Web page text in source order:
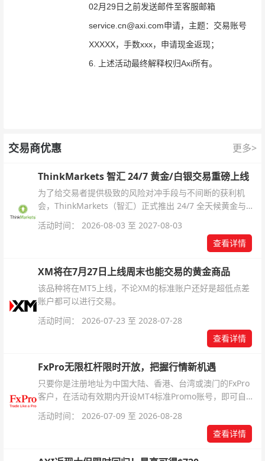
02月29日之前发送邮件至客服邮箱
service.cn@axi.com申请，主题：交易账号
XXXXX，手数xxx，申请现金返现；
6. 上述活动最终解释权归Axi所有。
交易商优惠 更多>
ThinkMarkets 智汇 24/7 黄金/白银交易重磅上线
为了给交易者提供极致的风险对冲手段与不间断的获利机
会，ThinkMarkets（智汇）正式推出 24/7 全天候黄金与白
杆配置、支持软件及交易细则。
活动时间： 2026-08-03 至 2027-08-03
查看详情
XM将在7月27日上线周末也能交易的黄金商品
该品种将在MT5上线，不论XM的标准账户还好是超低点差
账户都可以进行交易。
活动时间： 2026-07-23 至 2028-07-28
查看详情
FxPro无限杠杆限时开放，把握行情新机遇
只要你是注册地址为中国大陆、香港、台湾或澳门的FxPro
客户，在活动有效期内开设MT4标准Promo账号，即可自动
活动时间： 2026-07-09 至 2026-08-28
查看详情